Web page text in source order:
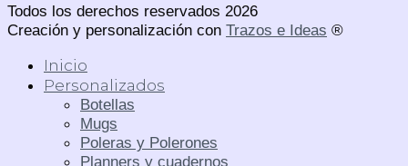
Todos los derechos reservados 2026
Creación y personalización con Trazos e Ideas ®
Inicio
Personalizados
Botellas
Mugs
Poleras y Polerones
Planners y cuadernos